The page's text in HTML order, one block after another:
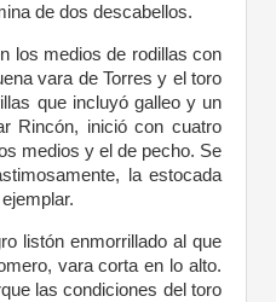
de dos descabellos.
los medios de rodillas con
vara de Torres y el toro
que incluyó galleo y un
Rincón, inició con cuatro
medios y el de pecho. Se
la estocada
listón enmorrillado al que
vara corta en lo alto.
las condiciones del toro